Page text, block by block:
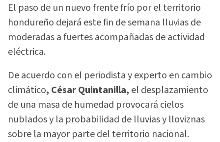
El paso de un nuevo frente frío por el territorio
hondureño dejará este fin de semana lluvias de
moderadas a fuertes acompañadas de actividad
eléctrica.
De acuerdo con el periodista y experto en cambio
climático, César Quintanilla, el desplazamiento
de una masa de humedad provocará cielos
nublados y la probabilidad de lluvias y lloviznas
sobre la mayor parte del territorio nacional.